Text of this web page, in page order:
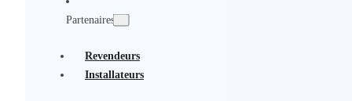
Partenaires
Revendeurs
Installateurs